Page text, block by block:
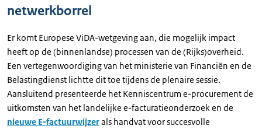
netwerkborrel
Er komt Europese ViDA-wetgeving aan, die mogelijk impact
heeft op de (binnenlandse) processen van de (Rijks)overheid.
Een vertegenwoordiging van het ministerie van Financiën en de
Belastingdienst lichtte dit toe tijdens de plenaire sessie.
Aansluitend presenteerde het Kenniscentrum e-procurement de
uitkomsten van het landelijke e-facturatieonderzoek en de
nieuwe E-factuurwijzerals handvat voor succesvolle